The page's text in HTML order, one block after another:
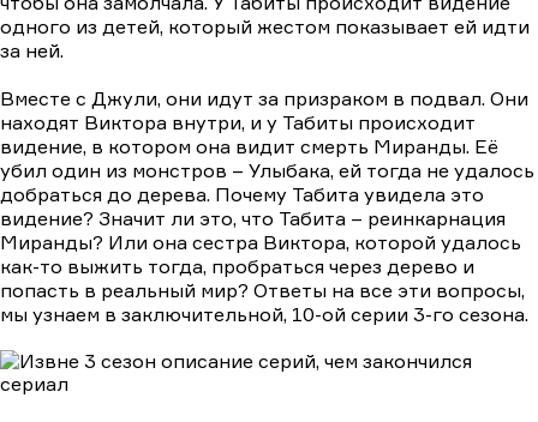
одного из детей, который жестом показывает ей идти
за ней.
Вместе с Джули, они идут за призраком в подвал. Они
находят Виктора внутри, и у Табиты происходит
видение, в котором она видит смерть Миранды. Её
убил один из монстров – Улыбака, ей тогда не удалось
добраться до дерева. Почему Табита увидела это
видение? Значит ли это, что Табита – реинкарнация
Миранды? Или она сестра Виктора, которой удалось
как-то выжить тогда, пробраться через дерево и
попасть в реальный мир? Ответы на все эти вопросы,
мы узнаем в заключительной, 10-ой серии 3-го сезона.